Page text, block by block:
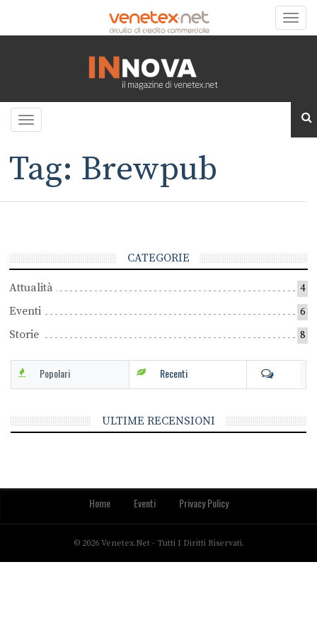
Toggle
Toggle
Tag: Brewpub
CATEGORIE
Attualità 4
Eventi 6
Storie 8
Popolari Recenti
ULTIME RECENSIONI
Home Eventi Privacy Policy
© 2026 Venetex.net - Tutti I Diritti Riservati.